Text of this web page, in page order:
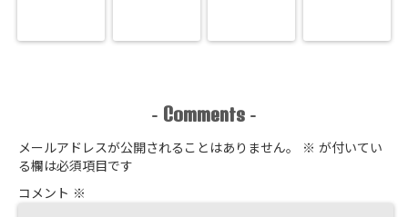
- Comments -
メールアドレスが公開されることはありません。 ※ が付いてい
る欄は必須項目です
コメント ※